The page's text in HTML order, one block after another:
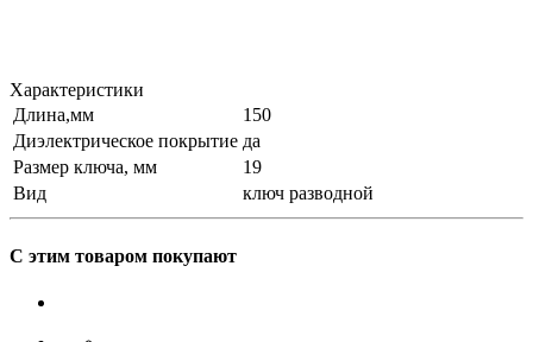
Характеристики
Длина,мм
150
Диэлектрическое покрытие да
Размер ключа, мм
19
Вид
ключ разводной
С этим товаром покупают